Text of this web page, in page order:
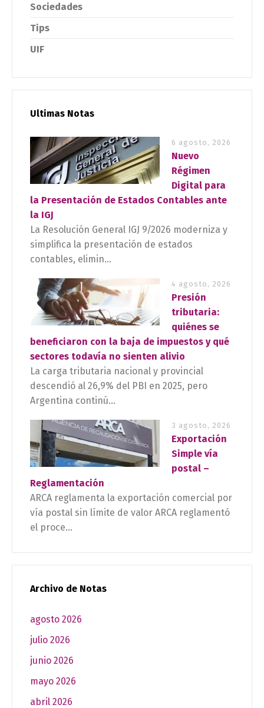
Sociedades
Tips
UIF
Ultimas Notas
6 agosto, 2026
Nuevo
Régimen
Digital para
la Presentación de Estados Contables ante
la IGJ
La Resolución General IGJ 9/2026 moderniza y
simplifica la presentación de estados
contables, elimin...
4 agosto, 2026
Presión
tributaria:
quiénes se
beneficiaron con la baja de impuestos y qué
sectores todavía no sienten alivio
La carga tributaria nacional y provincial
descendió al 26,9% del PBI en 2025, pero
Argentina continú...
3 agosto, 2026
Exportación
Simple vía
postal –
Reglamentación
ARCA reglamenta la exportación comercial por
vía postal sin límite de valor ARCA reglamentó
el proce...
Archivo de Notas
agosto 2026
julio 2026
junio 2026
mayo 2026
abril 2026